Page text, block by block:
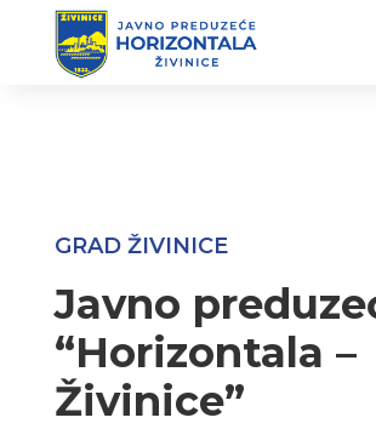
GRAD ŽIVINICE
Javno
“Horizontala –
Živinice”